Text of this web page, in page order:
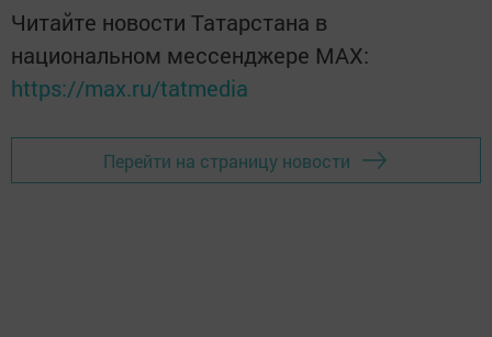
Читайте новости Татарстана в
национальном мессенджере MАХ:
https://max.ru/tatmedia
Перейти на страницу новости